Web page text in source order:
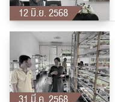
12 มิ.ย. 2568